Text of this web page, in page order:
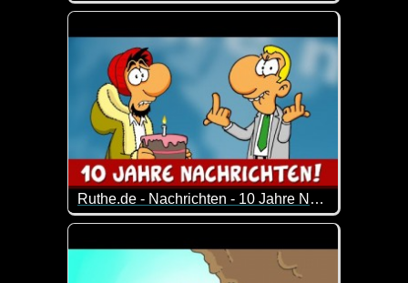
Halloween-Special der Serie um einen Biber, der
Ruthe.de - Nachrichten - 10 Jahre Nachrichten
Frederik Schrader und Tjorben Eckermann